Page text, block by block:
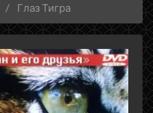
Глаз Тигра